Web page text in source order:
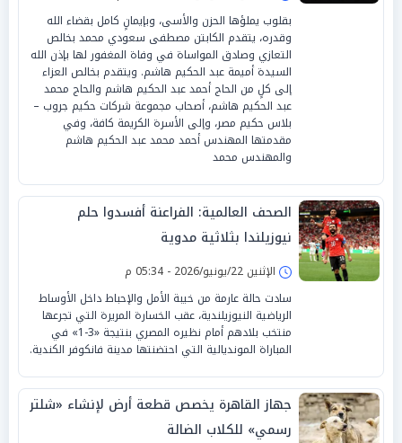
بقلوب يملؤها الحزن والأسى، وبإيمانٍ كامل بقضاء الله
وقدره، يتقدم الكابتن مصطفى سعودي محمد بخالص
التعازي وصادق المواساة في وفاة المغفور لها بإذن الله
السيدة أميمة عبد الحكيم هاشم. ويتقدم بخالص العزاء
إلى كلٍ من الحاج أحمد عبد الحكيم هاشم والحاج محمد
عبد الحكيم هاشم، أصحاب مجموعة شركات حكيم جروب –
بلاس حكيم مصر، وإلى الأسرة الكريمة كافة، وفي
مقدمتها المهندس أحمد محمد عبد الحكيم هاشم
والمهندس محمد
الصحف العالمية: الفراعنة أفسدوا حلم
نيوزيلندا بثلاثية مدوية
الإثنين 22/يونيو/2026 - 05:34 م
سادت حالة عارمة من خيبة الأمل والإحباط داخل الأوساط
الرياضية النيوزيلندية، عقب الخسارة المريرة التي تجرعها
منتخب بلادهم أمام نظيره المصري بنتيجة «3-1» في
المباراة المونديالية التي احتضنتها مدينة فانكوفر الكندية.
جهاز القاهرة يخصص قطعة أرض لإنشاء «شلتر
رسمي» للكلاب الضالة